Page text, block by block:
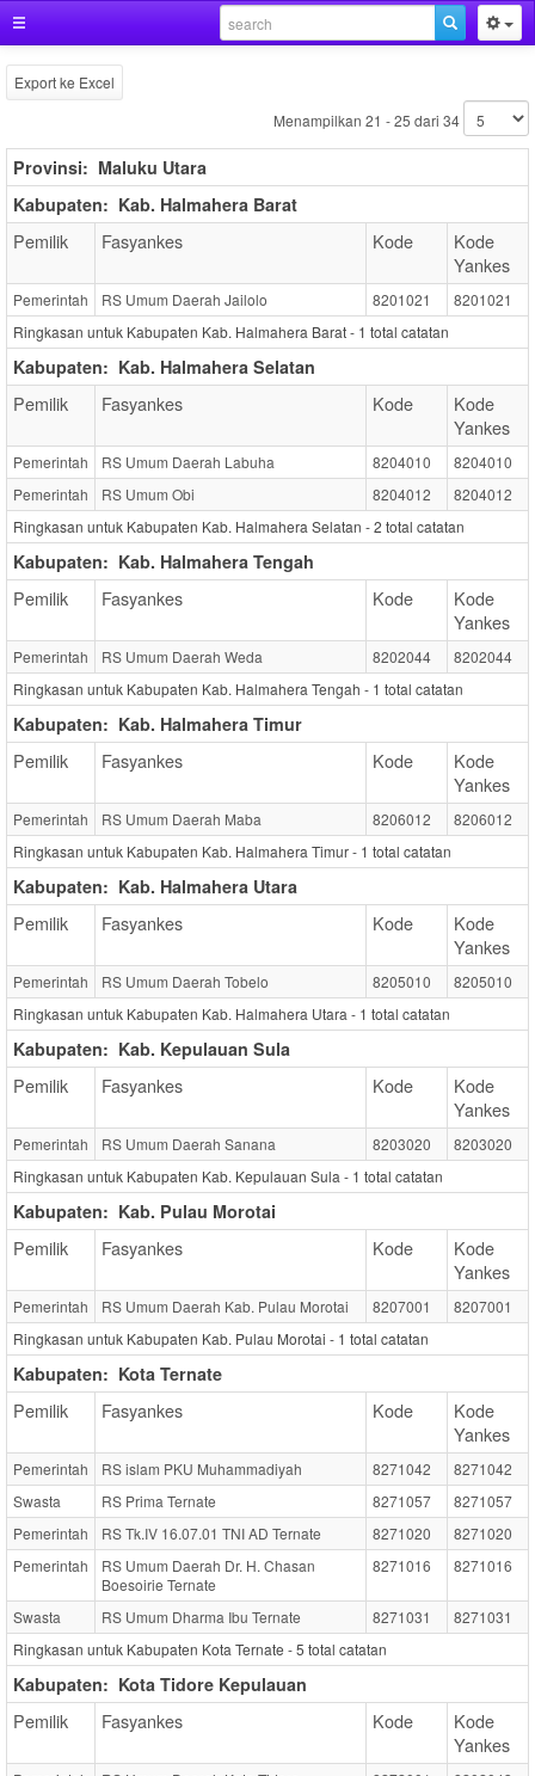
Export ke Excel
Menampilkan 21 - 25 dari 34
Provinsi: Maluku Utara
Kabupaten: Kab. Halmahera Barat
Pemilik Fasyankes Kode
Kode
Yankes
Pemerintah RS Umum Daerah Jailolo 8201021
8201021
Ringkasan untuk Kabupaten Kab. Halmahera Barat - 1 total catatan
Kabupaten: Kab. Halmahera Selatan
Pemilik Fasyankes Kode
Kode
Yankes
Pemerintah RS Umum Daerah Labuha 8204010
8204010
Pemerintah
RS Umum Obi 8204012
8204012
Ringkasan untuk Kabupaten Kab. Halmahera Selatan -2 total catatan
Kabupaten: Kab. Halmahera Tengah
Pemilik Fasyankes Kode
Kode
Yankes
Pemerintah RS Umum Daerah Weda 8202044
8202044
Ringkasan untuk Kabupaten Kab. Halmahera Tengah - 1 total catatan
Kabupaten: Kab. Halmahera Timur
Pemilik Fasyankes Kode
Kode
Yankes
Pemerintah RS Umum Daerah Maba 8206012
8206012
Ringkasan untuk Kabupaten Kab. Halmahera Timur - 1 total catatan
Kabupaten: Kab. Halmahera Utara
Pemilik Fasyankes Kode
Kode
Yankes
Pemerintah RS Umum Daerah Tobelo 8205010
8205010
Ringkasan untuk Kabupaten Kab. Halmahera Utara - 1 total catatan
Kabupaten: Kab. Kepulauan Sula
Pemilik Fasyankes Kode
Kode
Yankes
Pemerintah RS Umum Daerah Sanana 8203020
8203020
Ringkasan untuk Kabupaten Kab. Kepulauan Sula - 1 total catatan
Kabupaten: Kab. Pulau Morotai
Pemilik Fasyankes Kode
Kode
Yankes
Pemerintah RS Umum Daerah Kab. Pulau Morotai 8207001
8207001
Ringkasan untuk Kabupaten Kab. Pulau Morotai - 1 total catatan
Kabupaten: Kota Ternate
Pemilik Fasyankes Kode
Kode
Yankes
Pemerintah RS islam PKU Muhammadiyah 8271042
8271042
Swasta
RS Prima Ternate 8271057
8271057
Pemerintah
RS Tk.IV 16.07.01 TNI AD Ternate 8271020
8271020
Pemerintah
RS Umum Daerah Dr. H. Chasan
Boesoirie Ternate
8271016 8271016
Swasta RS Umum Dharma Ibu Ternate 8271031
8271031
Ringkasan untuk Kabupaten Kota Ternate -5 total catatan
Kabupaten: Kota Tidore Kepulauan
Pemilik Fasyankes Kode
Kode
Yankes